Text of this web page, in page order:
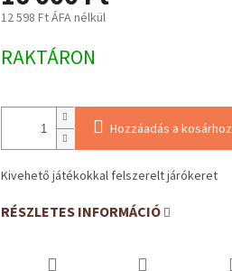
12 598 Ft ÁFA nélkül
Egységár:
RAKTÁRON
Hozzáadás a kosárhoz
Kivehető játékokkal felszerelt járókeret
RÉSZLETES INFORMÁCIÓ